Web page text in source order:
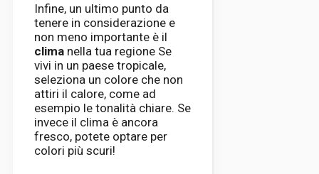
Infine, un ultimo punto da
tenere in considerazione e
non meno importante è il
clima nella tua regione Se
vivi in ​​un paese tropicale,
seleziona un colore che non
attiri il calore, come ad
esempio le tonalità chiare. Se
invece il clima è ancora
fresco, potete optare per
colori più scuri!